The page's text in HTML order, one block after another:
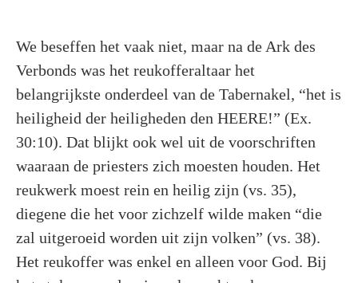
We beseffen het vaak niet, maar na de Ark des
Verbonds was het reukofferaltaar het
belangrijkste onderdeel van de Tabernakel, “het is
heiligheid der heiligheden den HEERE!” (Ex.
30:10). Dat blijkt ook wel uit de voorschriften
waaraan de priesters zich moesten houden. Het
reukwerk moest rein en heilig zijn (vs. 35),
diegene die het voor zichzelf wilde maken “die
zal uitgeroeid worden uit zijn volken” (vs. 38).
Het reukoffer was enkel en alleen voor God. Bij